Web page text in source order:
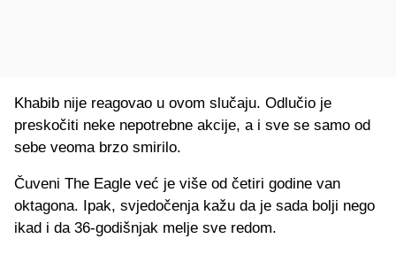
Khabib nije reagovao u ovom slučaju. Odlučio je
preskočiti neke nepotrebne akcije, a i sve se samo od
sebe veoma brzo smirilo.
Čuveni The Eagle već je više od četiri godine van
oktagona. Ipak, svjedočenja kažu da je sada bolji nego
ikad i da 36-godišnjak melje sve redom.